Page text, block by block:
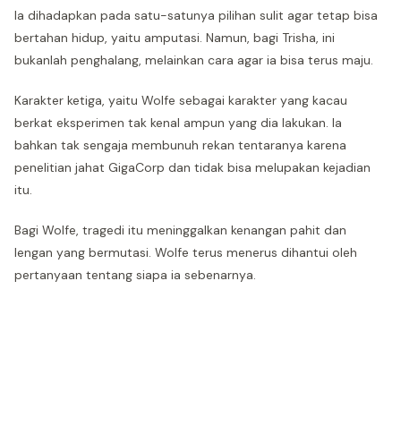
Ia dihadapkan pada satu-satunya pilihan sulit agar tetap bisa
bertahan hidup, yaitu amputasi. Namun, bagi Trisha, ini
bukanlah penghalang, melainkan cara agar ia bisa terus maju.
Karakter ketiga, yaitu Wolfe sebagai karakter yang kacau
berkat eksperimen tak kenal ampun yang dia lakukan. Ia
bahkan tak sengaja membunuh rekan tentaranya karena
penelitian jahat GigaCorp dan tidak bisa melupakan kejadian
itu.
Bagi Wolfe, tragedi itu meninggalkan kenangan pahit dan
lengan yang bermutasi. Wolfe terus menerus dihantui oleh
pertanyaan tentang siapa ia sebenarnya.